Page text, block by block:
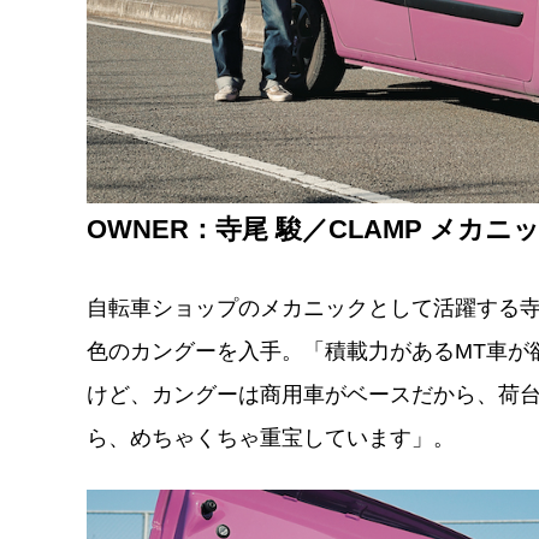
OWNER：寺尾 駿／CLAMP メカニ
自転車ショップのメカニックとして活躍する
色のカングーを入手。「積載力があるMT車
けど、カングーは商用車がベースだから、荷
ら、めちゃくちゃ重宝しています」。